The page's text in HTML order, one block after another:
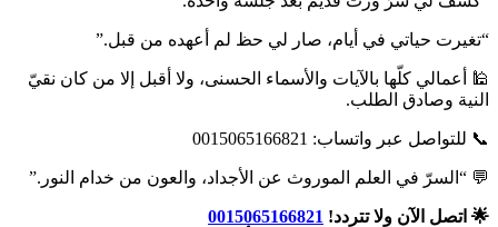
“تغيرت حياتي في أيام، صار لي حظ لم أعهده من قبل.”
🕌 أعمالي كلّها بالآيات والأسماء الحسنى، ولا أقبل إلا من كان نقيّ
النية وصادق الطلب.
📞 للتواصل عبر واتساب: 0015065166821
💬 “السرّ في العلم الموروث عن الأجداد، والعون من خدام النور.”
🌟 اتصل الآن ولا تتردد! 0015065166821